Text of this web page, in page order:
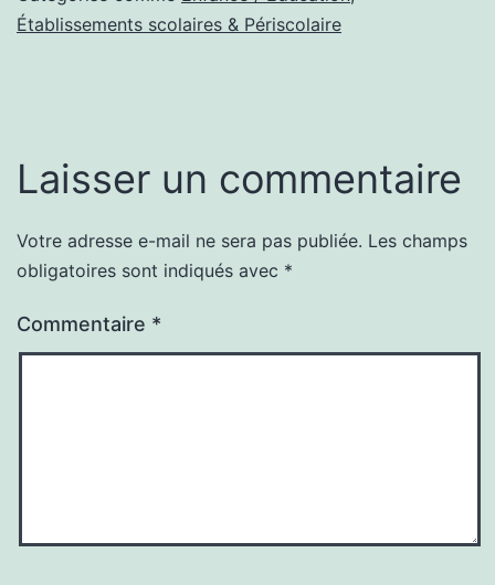
Établissements scolaires & Périscolaire
Laisser un commentaire
Votre adresse e-mail ne sera pas publiée. Les champs
obligatoires sont indiqués avec *
Commentaire *